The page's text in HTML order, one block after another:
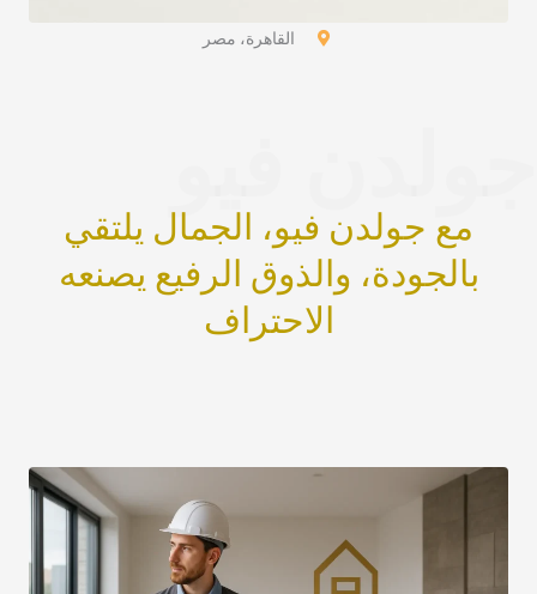
القاهرة، مصر
مع جولدن فيو، الجمال يلتقي
بالجودة، والذوق الرفيع يصنعه
الاحتراف